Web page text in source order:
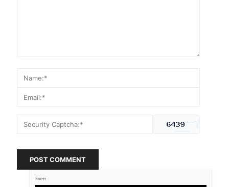
POST COMMENT
বিজ্ঞাপন